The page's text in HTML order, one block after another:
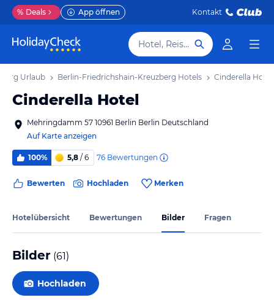
% Deals App öffnen Kontakt
Hotel, Reiseziel
Urlaub Berlin-Friedrichshain-Kreuzberg Hotels Cinderella Hotel
Cinderella Hotel
Mehringdamm 57 10961 Berlin Berlin Deutschland
Auf Karte anzeigen
100% 5,8 / 6 76 Bewertungen
Bewerten Hochladen Merken
Hotelübersicht Bewertungen Bilder Fragen
Bilder (61)
Hochladen